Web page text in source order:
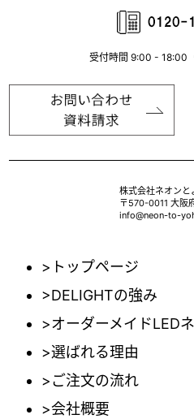
受付時間 9:00 - 18:00
株式会社ネオンと
〒570-0011 大阪
info@neon-to-
>トップページ
>DELIGHTの強み
>オーダーメイドLED
>選ばれる理由
>ご注文の流れ
>会社概要